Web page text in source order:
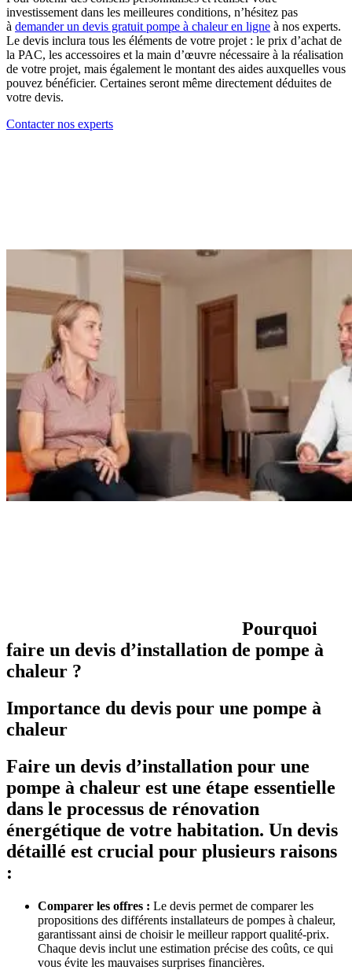
investissement dans les meilleures conditions, n’hésitez pas
à demander un devis gratuit pompe à chaleur en ligne à nos experts.
Le devis inclura tous les éléments de votre projet : le prix d’achat de
la PAC, les accessoires et la main d’œuvre nécessaire à la réalisation
de votre projet, mais également le montant des aides auxquelles vous
pouvez bénéficier. Certaines seront même directement déduites de
votre devis.
Contacter nos experts
Pourquoi
faire un devis d’installation de pompe à
chaleur ?
Importance du devis pour une pompe à
chaleur
Faire un devis d’installation pour une
pompe à chaleur est une étape essentielle
dans le processus de rénovation
énergétique de votre habitation. Un devis
détaillé est crucial pour plusieurs raisons
:
Comparer les offres : Le devis permet de comparer les
propositions des différents installateurs de pompes à chaleur,
garantissant ainsi de choisir le meilleur rapport qualité-prix.
Chaque devis inclut une estimation précise des coûts, ce qui
vous évite les mauvaises surprises financières.